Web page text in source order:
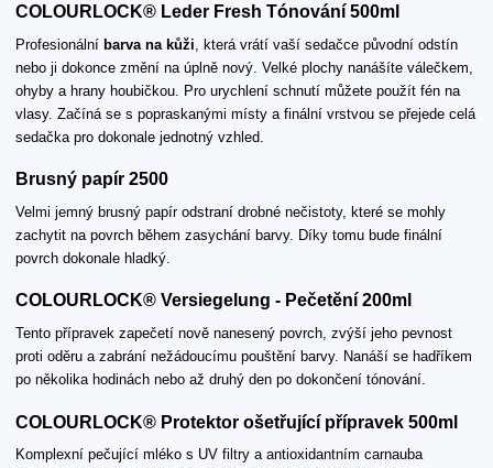
COLOURLOCK® Leder Fresh Tónování 500ml
Profesionální barva na kůži , která vrátí vaší sedačce původní odstín
nebo ji dokonce změní na úplně nový. Velké plochy nanášíte válečkem,
ohyby a hrany houbičkou. Pro urychlení schnutí můžete použít fén na
vlasy. Začíná se s popraskanými místy a finální vrstvou se přejede celá
sedačka pro dokonale jednotný vzhled.
Brusný papír 2500
Velmi jemný brusný papír odstraní drobné nečistoty, které se mohly
zachytit na povrch během zasychání barvy. Díky tomu bude finální
povrch dokonale hladký.
COLOURLOCK® Versiegelung - Pečetění 200ml
Tento přípravek zapečetí nově nanesený povrch, zvýší jeho pevnost
proti oděru a zabrání nežádoucímu pouštění barvy. Nanáší se hadříkem
po několika hodinách nebo až druhý den po dokončení tónování.
COLOURLOCK® Protektor ošetřující přípravek 500ml
Komplexní pečující mléko s UV filtry a antioxidantním carnauba